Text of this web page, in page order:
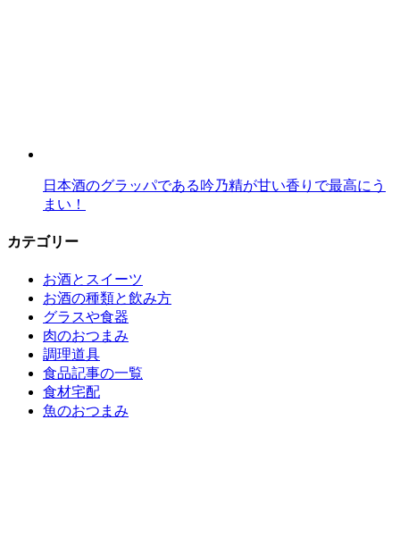
日本酒のグラッパである吟乃精が甘い香りで最高にう
まい！
カテゴリー
お酒とスイーツ
お酒の種類と飲み方
グラスや食器
肉のおつまみ
調理道具
食品記事の一覧
食材宅配
魚のおつまみ